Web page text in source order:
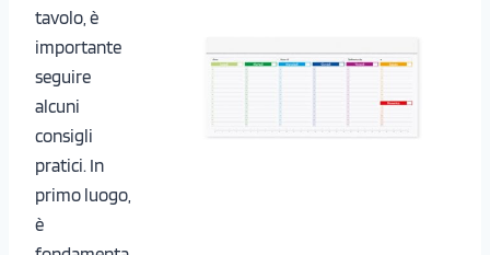
tavolo, è
importante
seguire
alcuni
consigli
pratici. In
primo luogo,
è